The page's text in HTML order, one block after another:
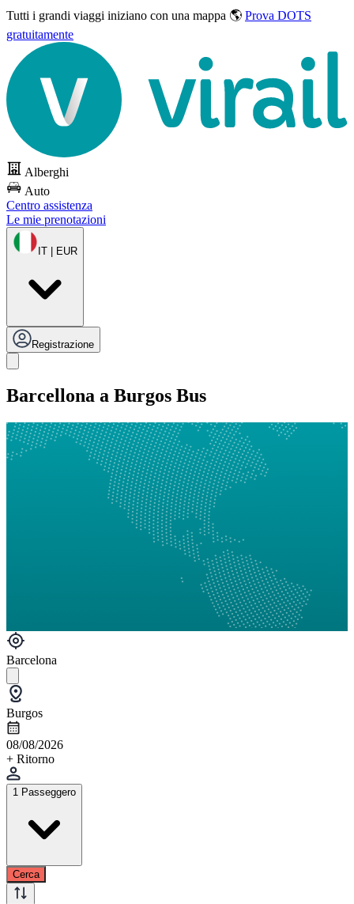
Tutti i grandi viaggi iniziano con una mappa 🌎 Prova DOTS
gratuitamente
Alberghi
Auto
Centro assistenza
Le mie prenotazioni
IT | EUR
Registrazione
Barcellona a Burgos Bus
Barcelona
Burgos
08/08/2026
+ Ritorno
1 Passeggero
Cerca